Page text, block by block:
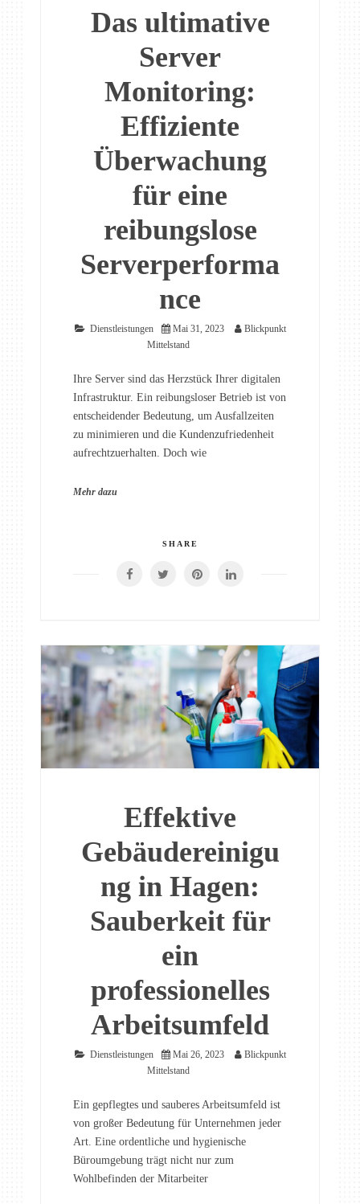
Das ultimative
Server
Monitoring:
Effiziente
Überwachung
für eine
reibungslose
Serverperforma
nce
Dienstleistungen Mai 31, 2023
Blickpunkt
Mittelstand
Ihre Server sind das Herzstück Ihrer digitalen
Infrastruktur. Ein reibungsloser Betrieb ist von
entscheidender Bedeutung, um Ausfallzeiten
zu minimieren und die Kundenzufriedenheit
aufrechtzuerhalten. Doch wie
Mehr dazu
SHARE
Effektive
Gebäudereinigu
ng in Hagen:
Sauberkeit für
ein
professionelles
Arbeitsumfeld
Dienstleistungen Mai 26, 2023
Blickpunkt
Mittelstand
Ein gepflegtes und sauberes Arbeitsumfeld ist
von großer Bedeutung für Unternehmen jeder
Art. Eine ordentliche und hygienische
Büroumgebung trägt nicht nur zum
Wohlbefinden der Mitarbeiter